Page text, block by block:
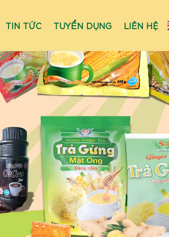
TIN TỨC TUYỂN DỤNG LIÊN HỆ